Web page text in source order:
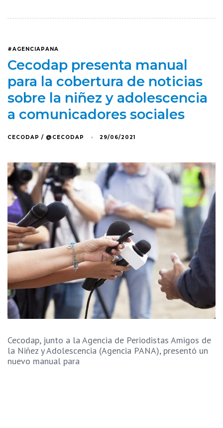
#AGENCIAPANA
Cecodap presenta manual
para la cobertura de noticias
sobre la niñez y adolescencia
a comunicadores sociales
CECODAP / @CECODAP 29/06/2021
Cecodap, junto a la Agencia de Periodistas Amigos de
la Niñez y Adolescencia (Agencia PANA), presentó un
nuevo manual para